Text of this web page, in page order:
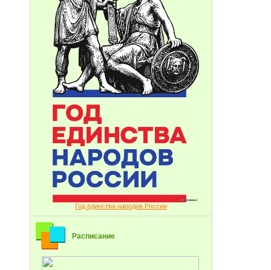
Год единства народов России
Расписание